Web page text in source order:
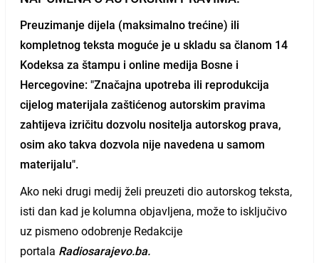
Preuzimanje dijela (maksimalno trećine) ili
kompletnog teksta moguće je u skladu sa članom 14
Kodeksa za štampu i online medija Bosne i
Hercegovine: "Značajna upotreba ili reprodukcija
cijelog materijala zaštićenog autorskim pravima
zahtijeva izričitu dozvolu nositelja autorskog prava,
osim ako takva dozvola nije navedena u samom
materijalu".
Ako neki drugi medij želi preuzeti dio autorskog teksta,
isti dan kad je kolumna objavljena, može to isključivo
uz pismeno odobrenje Redakcije
portala Radiosarajevo.ba.